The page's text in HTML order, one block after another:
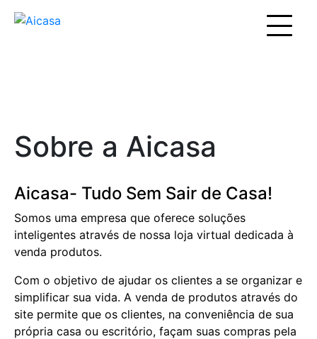
Sobre a Aicasa
Aicasa- Tudo Sem Sair de Casa!
Somos uma empresa que oferece soluções
inteligentes através de nossa loja virtual dedicada à
venda produtos.
Com o objetivo de ajudar os clientes a se organizar e
simplificar sua vida. A venda de produtos através do
site permite que os clientes, na conveniência de sua
própria casa ou escritório, façam suas compras pela